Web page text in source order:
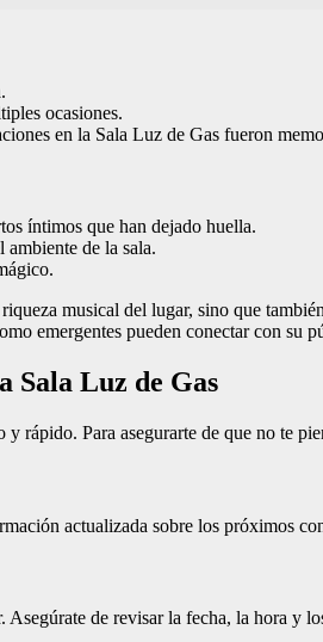
ocasiones.
en la Sala Luz de Gas fueron
íntimos que han dejado huella.
ambiente de la sala.
musical del lugar, sino que
emergentes pueden conectar con su
Sala Luz de Gas
rápido. Para asegurarte de que no te
actualizada sobre los próximos
de revisar la fecha, la hora y